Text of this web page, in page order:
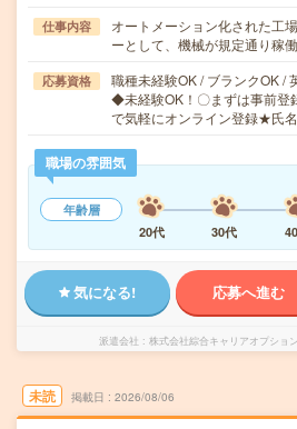
仕事内容
オートメーション化された工
ーとして、機械が規定通り稼
応募資格
職種未経験OK / ブランクOK /
◆未経験OK！〇まずは事前登
で気軽にオンライン登録★氏
職場の雰囲気
年齢層
20代
30代
気になる! 応募へ進む
派遣会社 株式会社綜合キャリアオプショ
未読 掲載日 2026/08/06